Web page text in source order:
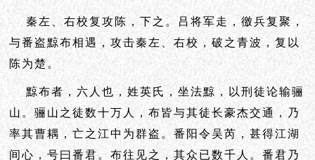
秦左、右校复攻陈，下之。吕将军走，徼兵复聚，
与番盗黥布相遇，攻击秦左、右校，破之青波，复以
陈为楚。
黥布者，六人也，姓英氏，坐法黥，以刑徒论输骊
山。骊山之徒数十万人，布皆与其徒长豪杰交通，乃
率其曹耦，亡之江中为群盗。番阳令吴芮，甚得江湖
间心，号曰番君。布往见之，其众已数千人。番君乃